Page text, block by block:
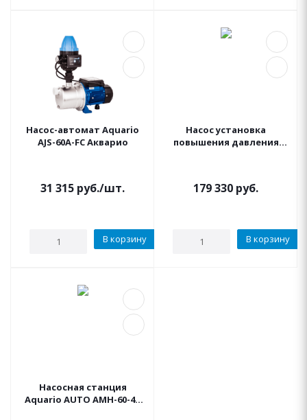
Насос-автомат Aquario
AJS-60A-FС Акварио
31 315 руб./шт.
В корзину
Насос установка
повышения давления
179 330 руб.
В корзину
Насосная станция
Aquario AUTO AMH-60-4P